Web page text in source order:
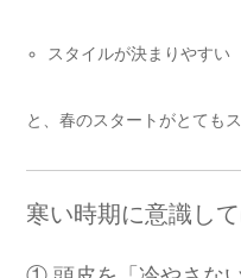
スタイルが決まりやすい
と、春のスタートがとても
寒い時期に意識し